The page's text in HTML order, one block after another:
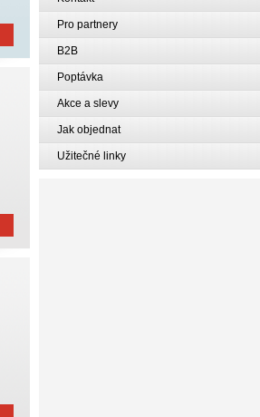
Pro partnery
B2B
Poptávka
Akce a slevy
Jak objednat
Užitečné linky